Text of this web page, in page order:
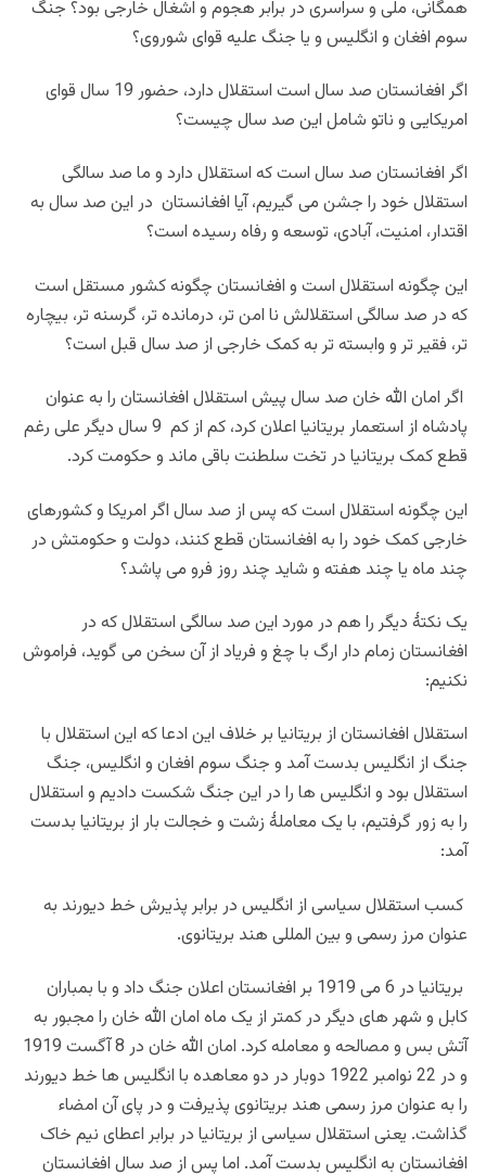
همگانی، ملی و سراسری در برابر هجوم و اشغال خارجی بود؟ جنگ
سوم افغان و انگلیس و یا جنگ علیه قوای شوروی؟
اگر افغانستان صد سال است استقلال دارد، حضور 19 سال قوای
امریکایی و ناتو شامل این صد سال چیست؟
اگر افغانستان صد سال است که استقلال دارد و ما صد سالگی
استقلال خود را جشن می گیریم، آیا افغانستان در این صد سال به
اقتدار، امنیت، آبادی، توسعه و رفاه رسیده است؟
این چگونه استقلال است و افغانستان چگونه کشور مستقل است
که در صد سالگی استقلالش نا امن تر، درمانده تر، گرسنه تر، بیچاره
تر، فقیر تر و وابسته تر به کمک خارجی از صد سال قبل است؟
اگر امان الله خان صد سال پیش استقلال افغانستان را به عنوان
پادشاه از استعمار بریتانیا اعلان کرد، کم از کم 9 سال دیگر علی رغم
قطع کمک بریتانیا در تخت سلطنت باقی ماند و حکومت کرد.
این چگونه استقلال است که پس از صد سال اگر امریکا و کشورهای
خارجی کمک خود را به افغانستان قطع کنند، دولت و حکومتش در
چند ماه یا چند هفته و شاید چند روز فرو می پاشد؟
یک نکتۀ دیگر را هم در مورد این صد سالگی استقلال که در
افغانستان زمام دار ارگ با چغ و فریاد از آن سخن می گوید، فراموش
نکنیم:
استقلال افغانستان از بریتانیا بر خلاف این ادعا که این استقلال با
جنگ از انگلیس بدست آمد و جنگ سوم افغان و انگلیس، جنگ
استقلال بود و انگلیس ها را در این جنگ شکست دادیم و استقلال
را به زور گرفتیم، با یک معاملۀ زشت و خجالت بار از بریتانیا بدست
آمد:
کسب استقلال سیاسی از انگلیس در برابر پذیرش خط دیورند به
عنوان مرز رسمی و بین المللی هند بریتانوی.
بریتانیا در 6 می 1919 بر افغانستان اعلان جنگ داد و با بمباران
کابل و شهر های دیگر در کمتر از یک ماه امان الله خان را مجبور به
آتش بس و مصالحه و معامله کرد. امان الله خان در 8 آگست 1919
و در 22 نوامبر 1922 دوبار در دو معاهده با انگلیس ها خط دیورند
را به عنوان مرز رسمی هند بریتانوی پذیرفت و در پای آن امضاء
گذاشت. یعنی استقلال سیاسی از بریتانیا در برابر اعطای نیم خاک
افغانستان به انگلیس بدست آمد. اما پس از صد سال افغانستان